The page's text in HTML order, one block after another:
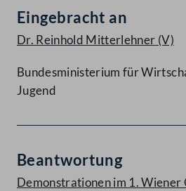
Eingebracht an
Dr. Reinhold Mitterlehner (V)
Bundesministerium für
Jugend
Beantwortung
Demonstrationen im 1. Wiener